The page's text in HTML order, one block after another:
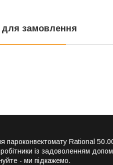
для замовлення
пароконвектомату Rational
із задоволенням
- ми підкажемо.